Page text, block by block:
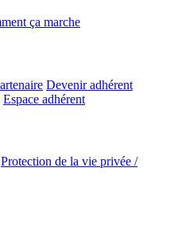
ça marche
Devenir adhérent
Espace adhérent
Protection de la vie privée /